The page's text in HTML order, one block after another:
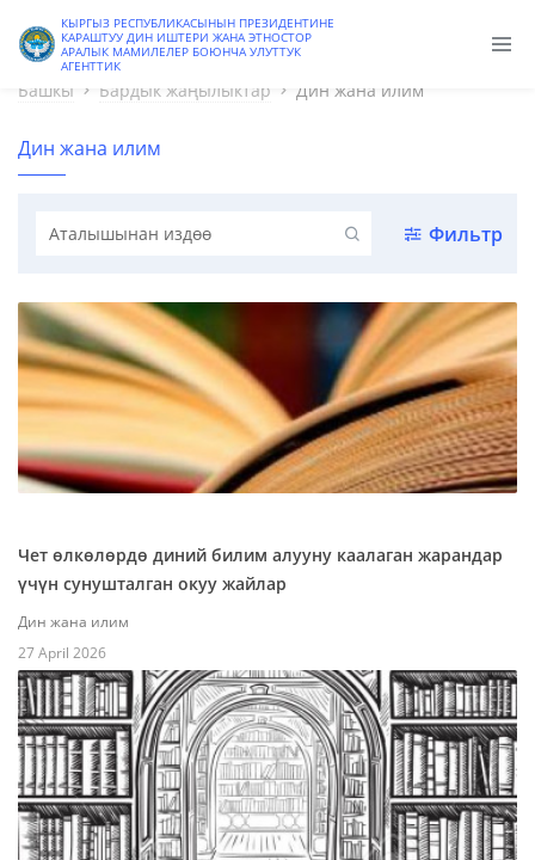
Сайттын эски версиясы
КЫРГЫЗ РЕСПУБЛИКАСЫНЫН ПРЕЗИДЕНТИНЕ
КАРАШТУУ ДИН ИШТЕРИ ЖАНА ЭТНОСТОР
АРАЛЫК МАМИЛЕЛЕР БОЮНЧА УЛУТТУК
АГЕНТТИК
Башкы Бардык жаңылыктар Дин жана илим
Дин жана илим
Фильтр
Чет өлкөлөрдө диний билим алууну каалаган жарандар
үчүн сунушталган окуу жайлар
Дин жана илим
27 April 2026